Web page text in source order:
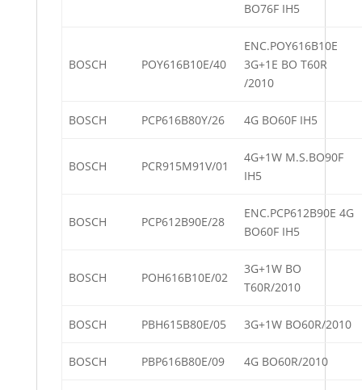
BO76F IH5
BOSCH POY616B10E/40
ENC.POY616B10E
3G+1E BO T60R
/2010
BOSCH PCP616B80Y/26 4G BO60F IH5
BOSCH PCR915M91V/01
4G+1W M.S.BO90F
IH5
BOSCH PCP612B90E/28
ENC.PCP612B90E 4G
BO60F IH5
BOSCH POH616B10E/02
3G+1W BO
T60R/2010
BOSCH PBH615B80E/05 3G+1W BO60R/2010
BOSCH PBP616B80E/09 4G BO60R/2010